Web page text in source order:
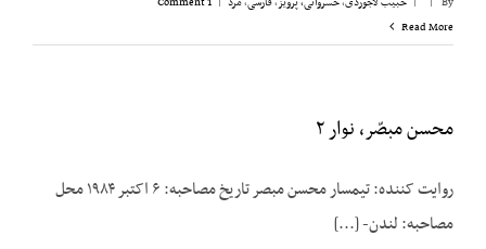
Read More
محسن مبصّر، نوار ۲
روایت کننده: تیمسار محسن مبصر تاریخ مصاحبه: ۶ اکتبر ۱۹۸۴ محل
مصاحبه: لندن- [...]